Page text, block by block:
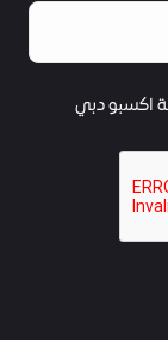
اكسبو دبي